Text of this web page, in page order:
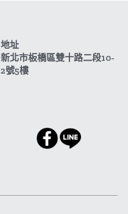
地址
新北市板橋區雙十路二段10-
2號5樓